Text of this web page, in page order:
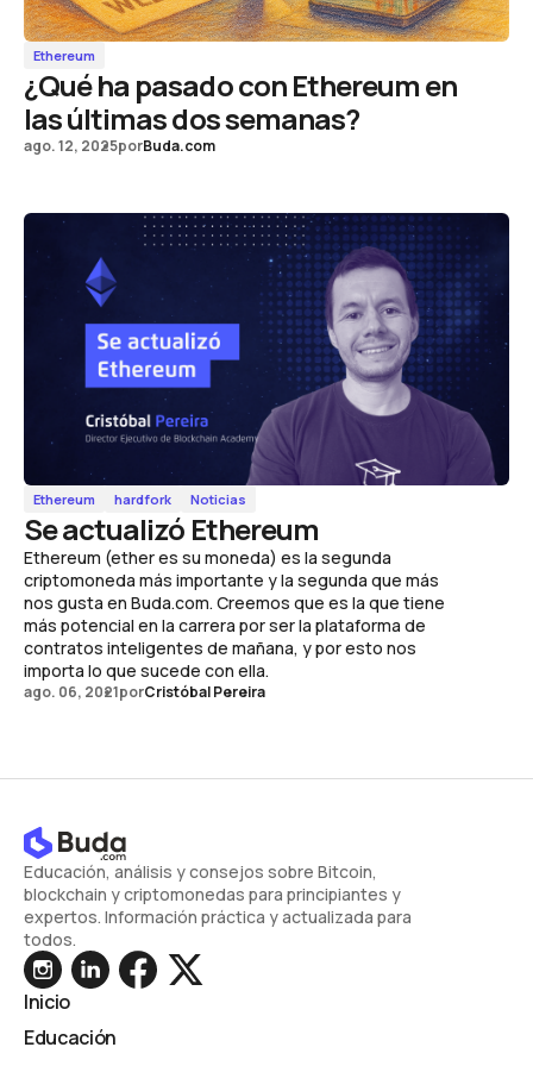
Ethereum
¿Qué ha pasado con Ethereum en
las últimas dos semanas?
ago. 12, 2025porBuda.com
Ethereum hardfork Noticias
Se actualizó Ethereum
Ethereum (ether es su moneda) es la segunda
criptomoneda más importante y la segunda que más
nos gusta en Buda.com. Creemos que es la que tiene
más potencial en la carrera por ser la plataforma de
contratos inteligentes de mañana, y por esto nos
importa lo que sucede con ella.
ago. 06, 2021porCristóbal Pereira
Educación, análisis y consejos sobre Bitcoin,
blockchain y criptomonedas para principiantes y
expertos. Información práctica y actualizada para
todos.
Inicio
Educación